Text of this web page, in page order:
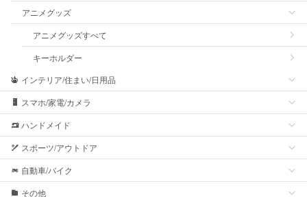
アニメグッズ
アニメグッズすべて
キーホルダー
インテリア/住まい/日用品
スマホ/家電/カメラ
ハンドメイド
スポーツ/アウトドア
自動車/バイク
その他